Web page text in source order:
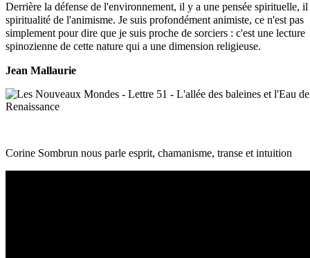
Derrière la défense de l'environnement, il y a une pensée spirituelle,
spiritualité de l'animisme. Je suis profondément animiste, ce n'est pas
simplement pour dire que je suis proche de sorciers : c'est une lecture
spinozienne de cette nature qui a une dimension religieuse.
Jean Mallaurie
Corine Sombrun nous parle esprit, chamanisme, transe et intuition